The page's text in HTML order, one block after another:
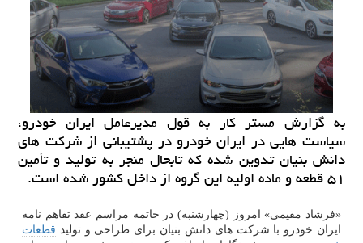
به گزارش مستر كار به قول مدیرعامل ایران خودرو،
سیاست هایی در ایران خودرو در پشتیبانی از شركت های
دانش بنیان تدوین شده كه تابحال منجر به تولید و تأمین
۵۱ قطعه و ماده اولیه این گروه از داخل كشور شده است.
«فرشاد مقیمی» امروز (چهارشنبه) در خاتمه مراسم عقد تفاهم نامه
ایران خودرو با شركت های دانش بنیان برای طراحی و تولید قطعات